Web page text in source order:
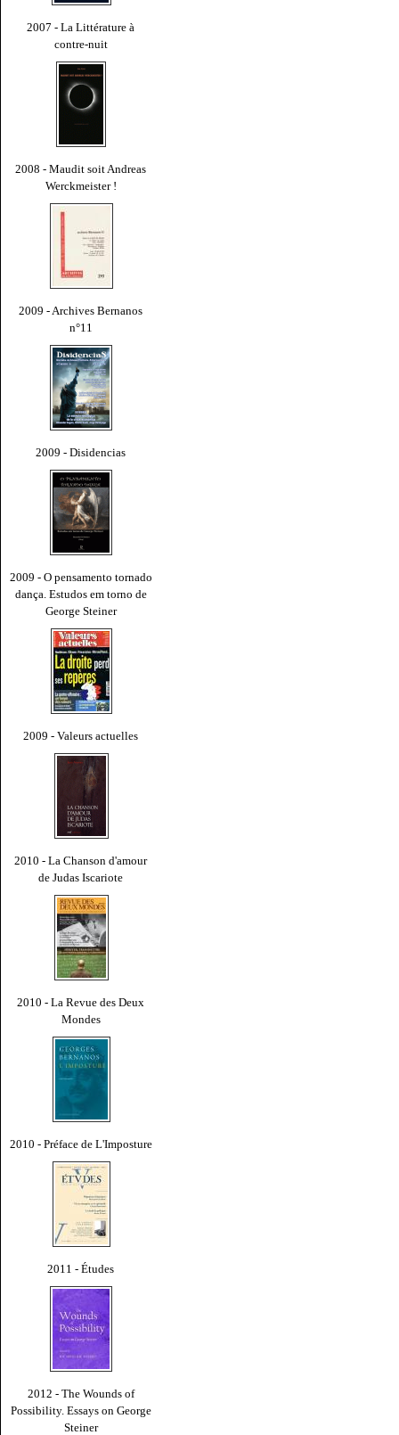
2007 - La Littérature à
contre-nuit
2008 - Maudit soit Andreas
Werckmeister !
2009 - Archives Bernanos
n°11
2009 - Disidencias
2009 - O pensamento tornado
dança. Estudos em torno de
George Steiner
2009 - Valeurs actuelles
2010 - La Chanson d'amour
de Judas Iscariote
2010 - La Revue des Deux
Mondes
2010 - Préface de L'Imposture
2011 - Études
2012 - The Wounds of
Possibility. Essays on George
Steiner